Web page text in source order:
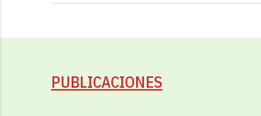
PUBLICACIONES